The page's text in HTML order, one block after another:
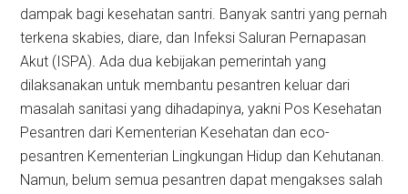
dampak bagi kesehatan santri. Banyak santri yang pernah
terkena skabies, diare, dan Infeksi Saluran Pernapasan
Akut (ISPA). Ada dua kebijakan pemerintah yang
dilaksanakan untuk membantu pesantren keluar dari
masalah sanitasi yang dihadapinya, yakni Pos Kesehatan
Pesantren dari Kementerian Kesehatan dan eco-
pesantren Kementerian Lingkungan Hidup dan Kehutanan.
Namun, belum semua pesantren dapat mengakses salah